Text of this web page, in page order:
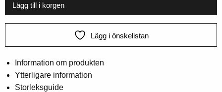
Lägg till i korgen
Lägg i önskelistan
Information om produkten
Ytterligare information
Storleksguide